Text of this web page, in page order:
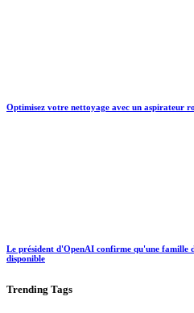
Optimisez votre nettoyage avec un aspirateur
Le président d'OpenAI confirme qu'une famille
disponible
Trending Tags